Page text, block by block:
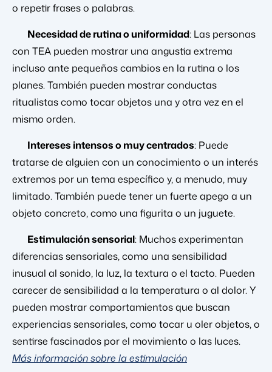
o repetir frases o palabras.
Necesidad de rutina o uniformidad: Las personas
con TEA pueden mostrar una angustia extrema
incluso ante pequeños cambios en la rutina o los
planes. También pueden mostrar conductas
ritualistas como tocar objetos una y otra vez en el
mismo orden.
Intereses intensos o muy centrados: Puede
tratarse de alguien con un conocimiento o un interés
extremos por un tema específico y, a menudo, muy
limitado. También puede tener un fuerte apego a un
objeto concreto, como una figurita o un juguete.
Estimulación sensorial: Muchos experimentan
diferencias sensoriales, como una sensibilidad
inusual al sonido, la luz, la textura o el tacto. Pueden
carecer de sensibilidad a la temperatura o al dolor. Y
pueden mostrar comportamientos que buscan
experiencias sensoriales, como tocar u oler objetos, o
sentirse fascinados por el movimiento o las luces.
Más información sobre la estimulación